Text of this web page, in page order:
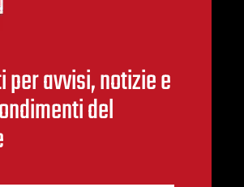
avvisi, notizie e
del